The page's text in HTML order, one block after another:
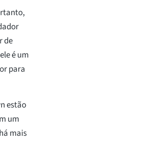
de
é um
para
estão
um
mais